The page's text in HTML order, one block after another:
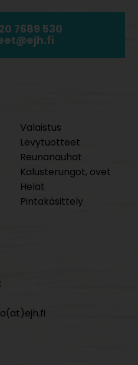
7689 530
Valaistus
Levytuotteet
Reunanauhat
Kalusterungot, ovet
Helat
Pintakäsittely